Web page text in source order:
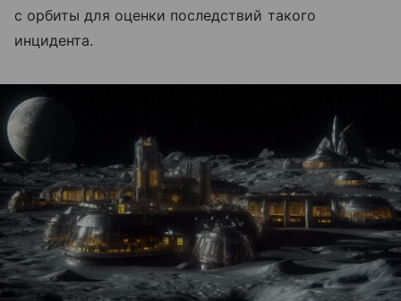
с орбиты для оценки последствий такого
инцидента.